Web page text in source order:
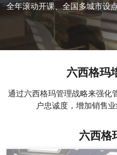
全年滚动开课、全国多城市设
六西格玛
通过六西格玛管理战略来强化
户忠诚度，增加销售
六西格